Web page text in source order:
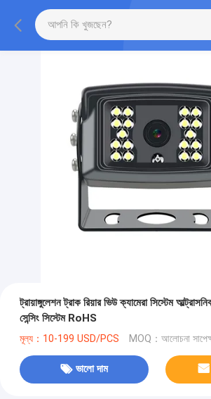
ট্রায়াঙ্গুলেশন ট্রাক রিয়ার ভিউ ক্যামেরা সিস্টেম
সেন্সিং সিস্টেম RoHS
মূল্য：10-199 USD/PCS MOQ：আলোচনা
ভালো দাম